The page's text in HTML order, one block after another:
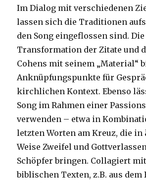
Im Dialog mit verschiedenen
lassen sich die Traditionen
den Song eingeflossen sind. Die
Transformation der Zitate und
Cohens mit seinem „Material“
Anknüpfungspunkte für
kirchlichen Kontext. Ebenso
Song im Rahmen einer
verwenden – etwa in
letzten Worten am Kreuz, die
Weise Zweifel und
Schöpfer bringen. Collagiert
biblischen Texten, z.B. aus dem